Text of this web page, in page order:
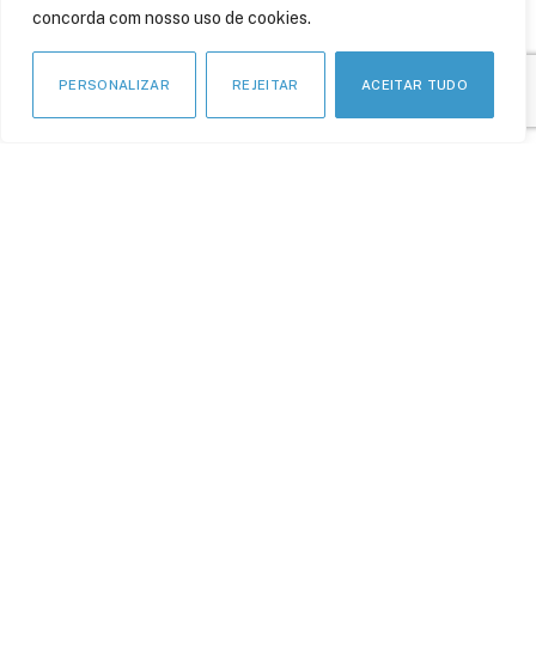
concorda com nosso uso de cookies.
PERSONALIZAR REJEITAR ACEITAR TUDO
12 de julho de 2023